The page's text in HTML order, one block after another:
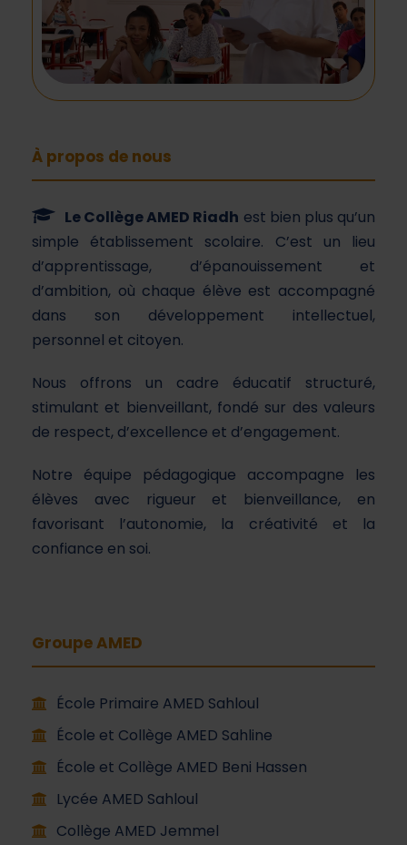
À propos de nous
Le Collège AMED Riadh est bien plus qu’un
simple établissement scolaire. C’est un lieu
d’apprentissage, d’épanouissement et
d’ambition, où chaque élève est accompagné
dans son développement intellectuel,
personnel et citoyen.
Nous offrons un cadre éducatif structuré,
stimulant et bienveillant, fondé sur des valeurs
de respect, d’excellence et d’engagement.
Notre équipe pédagogique accompagne les
élèves avec rigueur et bienveillance, en
favorisant l’autonomie, la créativité et la
confiance en soi.
Groupe AMED
École Primaire AMED Sahloul
École et Collège AMED Sahline
École et Collège AMED Beni Hassen
Lycée AMED Sahloul
Collège AMED Jemmel